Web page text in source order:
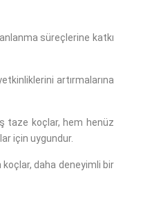
süreçlerine katkı
artırmalarına
taze koçlar, hem henüz
için uygundur.
daha deneyimli bir